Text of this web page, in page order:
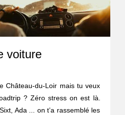
voiture
Château-du-Loir mais tu veux
? Zéro stress on est là.
Ada ... on t’a rassemblé les